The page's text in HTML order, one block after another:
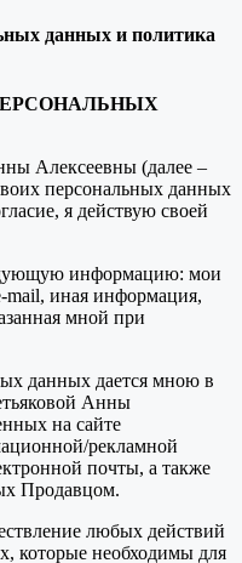
данных и политика
Алексеевны (далее –
персональных данных
я действую своей
информацию: мои
mail, иная информация,
мной при
данных дается мною в
Анны
на сайте
рекламной
почты, а также
Продавцом.
любых действий
которые необходимы для